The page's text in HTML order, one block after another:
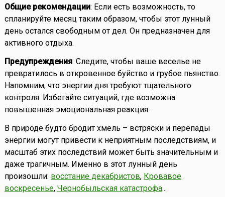
Общие рекомендации: Если есть возможность, то
спланируйте месяц таким образом, чтобы этот лунный
день остался свободным от дел. Он предназначен для
активного отдыха.
Предупреждения: Следите, чтобы ваше веселье не
превратилось в откровенное буйство и грубое пьянство.
Напомним, что энергии дня требуют тщательного
контроля. Избегайте ситуаций, где возможна
повышенная эмоциональная реакция.
В природе будто бродит хмель – встряски и перепады
энергии могут привести к неприятным последствиям, и
масштаб этих последствий может быть значительным и
даже трагичным. Именно в этот лунный день
произошли: восстание декабристов, Кровавое
воскресенье, Чернобыльская катастрофа...